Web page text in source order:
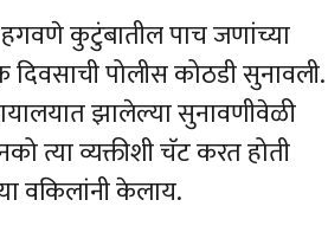
कुटुंबातील पाच जणांच्या
पोलीस कोठडी सुनावली.
झालेल्या सुनावणीवेळी
त्या व्यक्तीशी चॅट करत होती
वकिलांनी केलाय.